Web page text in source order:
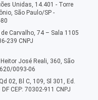
Unidas, 14.401 - Torre
São Paulo/SP -
Carvalho, 74 – Sala 1105
239 CNPJ
José Reali, 360, São
0093-06
02, Bl C, 109, Sl 301, Ed.
CEP: 70302-911 CNPJ